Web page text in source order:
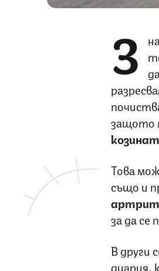
З
защото
Това
също и
артрит
за да се
В други
диария,